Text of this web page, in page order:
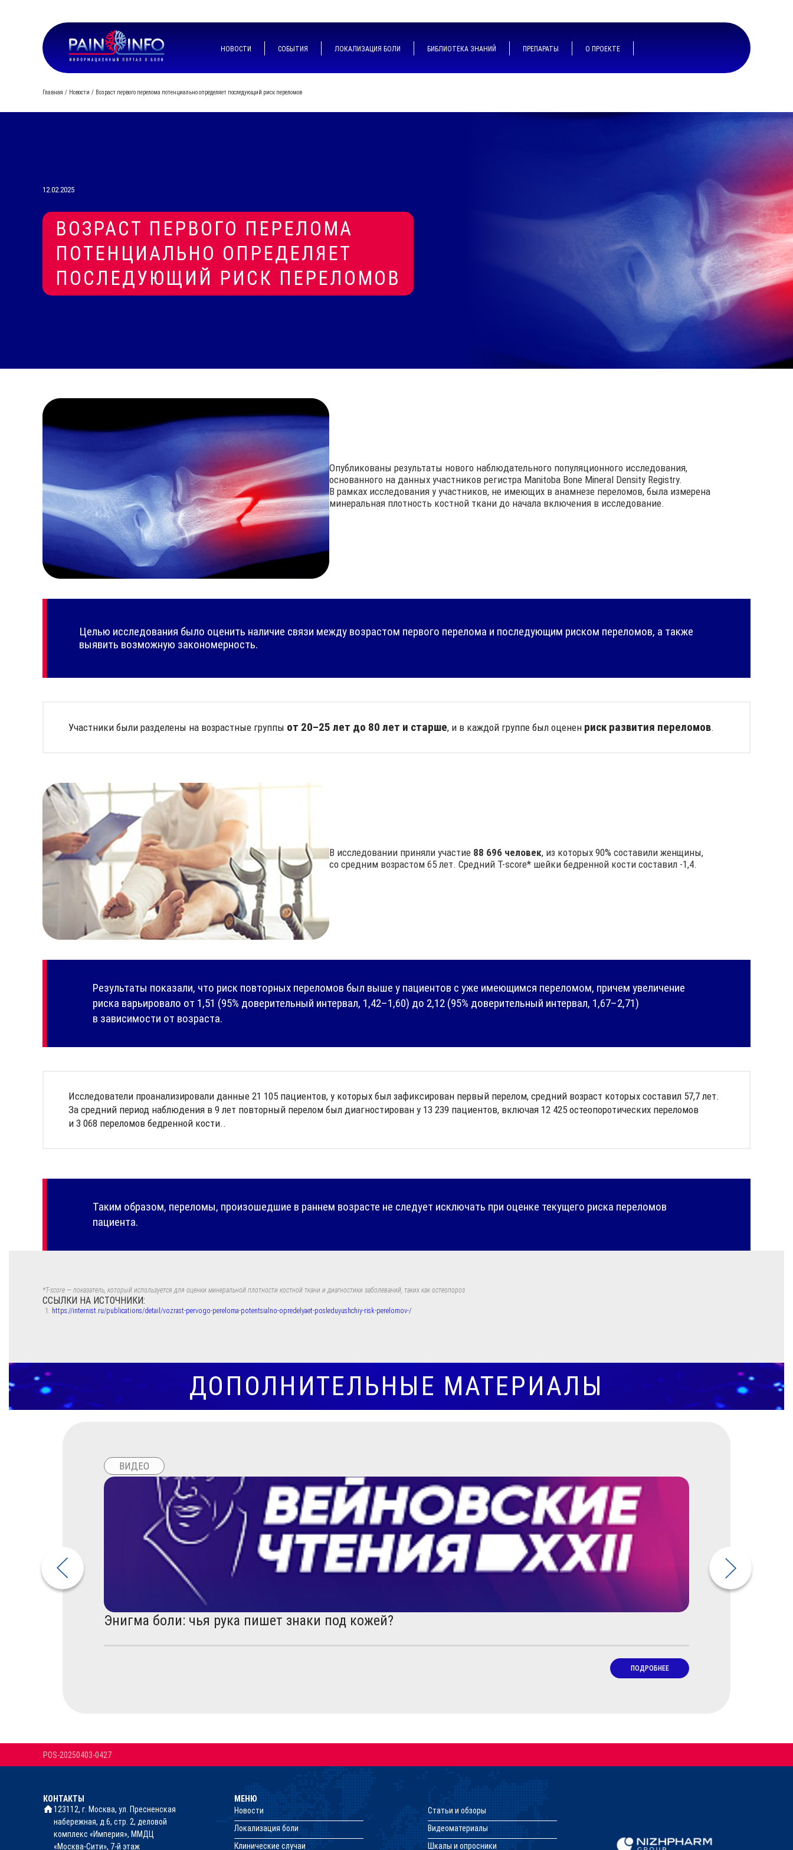
НОВОСТИ СОБЫТИЯ ЛОКАЛИЗАЦИЯ БОЛИ БИБЛИОТЕКА ЗНАНИЙ ПРЕПАРАТЫ О ПРОЕКТЕ
Главная Новости Возраст первого перелома потенциально определяет последующий риск переломов
12.02.2025
ВОЗРАСТ ПЕРВОГО ПЕРЕЛОМА
ПОТЕНЦИАЛЬНО ОПРЕДЕЛЯЕТ
ПОСЛЕДУЮЩИЙ РИСК ПЕРЕЛОМОВ
Опубликованы результаты нового наблюдательного популяционного исследования,
основанного на данных участников регистра Manitoba Bone Mineral Density Registry.
В рамках исследования у участников, не имеющих в анамнезе переломов, была измерена
минеральная плотность костной ткани до начала включения в исследование.
Целью исследования было оценить наличие связи между возрастом первого перелома и последующим риском переломов, а также
выявить возможную закономерность.
Участники были разделены на возрастные группы от 20–25 лет до 80 лет и старше, и в каждой группе был оценен риск развития переломов.
В исследовании приняли участие 88 696 человек, из которых 90% составили женщины,
со средним возрастом 65 лет. Средний T-score* шейки бедренной кости составил -1,4.
Результаты показали, что риск повторных переломов был выше у пациентов с уже имеющимся переломом, причем увеличение
риска варьировало от 1,51 (95% доверительный интервал, 1,42–1,60) до 2,12 (95% доверительный интервал, 1,67–2,71)
в зависимости от возраста.
Исследователи проанализировали данные 21 105 пациентов, у которых был зафиксирован первый перелом, средний возраст которых составил 57,7 лет.
За средний период наблюдения в 9 лет повторный перелом был диагностирован у 13 239 пациентов, включая 12 425 остеопоротических переломов
и 3 068 переломов бедренной кости..
Таким образом, переломы, произошедшие в раннем возрасте не следует исключать при оценке текущего риска переломов
пациента.
*T-score — показатель, который используется для оценки минеральной плотности костной ткани и диагностики заболеваний, таких как остеопороз
ССЫЛКИ НА ИСТОЧНИКИ:
https://internist.ru/publications/detail/vozrast-pervogo-pereloma-potentsialno-opredelyaet-posleduyushchiy-risk-perelomov-/
ДОПОЛНИТЕЛЬНЫЕ МАТЕРИАЛЫ
ВИДЕО
Энигма боли: чья рука пишет знаки под кожей?
ПОДРОБНЕЕ
POS-20250403-0427
КОНТАКТЫ
123112, г. Москва, ул. Пресненская
набережная, д.6, стр. 2, деловой
комплекс «Империя», ММДЦ
«Москва-Сити», 7-й этаж
МЕНЮ
Новости
Локализация боли
Клинические случаи
Статьи и обзоры
Видеоматериалы
Шкалы и опросники